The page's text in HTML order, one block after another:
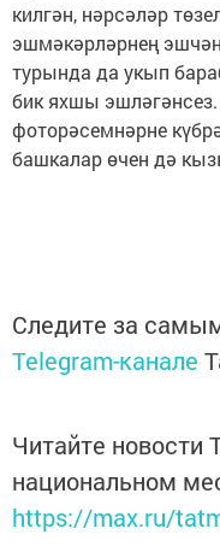
килгән, нәрсәләр
эшмәкәрләрнең
турында да укып
бик яхшы
фоторәсемнәрне
башкалар өчен дә
Следите за
Telegram-канале
Читайте новости
национальном
https://max.ru/